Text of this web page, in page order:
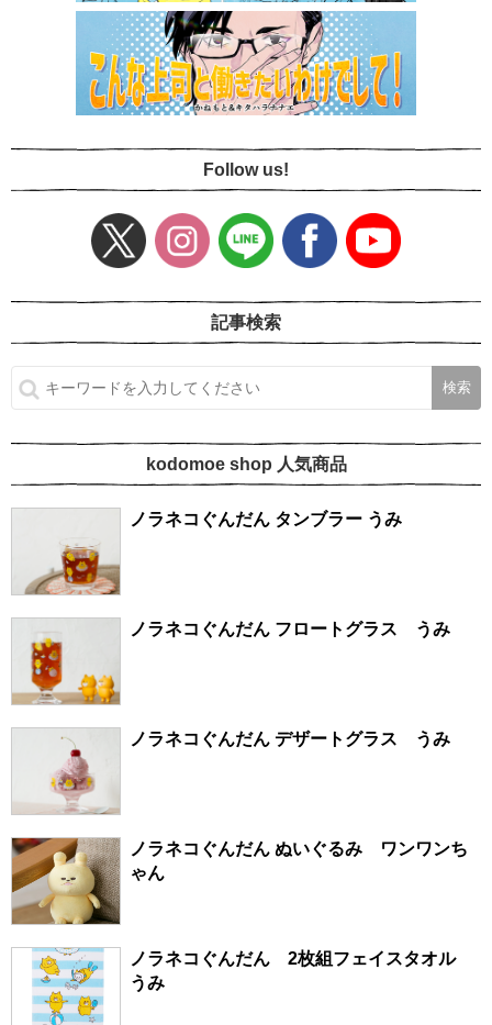
Follow us!
記事検索
kodomoe shop 人気商品
ノラネコぐんだん タンブラー うみ
ノラネコぐんだん フロートグラス うみ
ノラネコぐんだん デザートグラス うみ
ノラネコぐんだん ぬいぐるみ ワンワンち
ゃん
ノラネコぐんだん 2枚組フェイスタオル
うみ